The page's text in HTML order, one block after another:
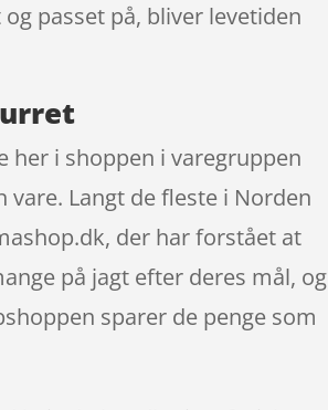
passet på, bliver levetiden
her i shoppen i varegruppen
Langt de fleste i Norden
der har forstået at
på jagt efter deres mål, og
sparer de penge som